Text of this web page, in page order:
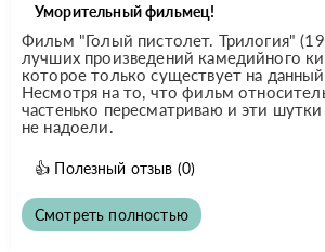
Уморительный фильмец!
Фильм "Голый пистолет. Трилогия"
лучших произведений камедийного
которое только существует на
Несмотря на то, что фильм
частенько пересматриваю и эти
не надоели.
👍 Полезный отзыв (0)
Смотреть полностью